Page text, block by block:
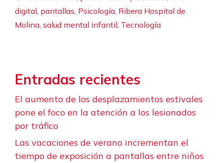
digital, pantallas, Psicología, Ribera Hospital de
Molina, salud mental infantil, Tecnología
Entradas recientes
El aumento de los desplazamientos estivales
pone el foco en la atención a los lesionados
por tráfico
Las vacaciones de verano incrementan el
tiempo de exposición a pantallas entre niños